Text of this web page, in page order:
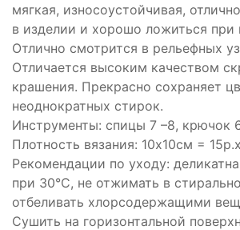
мягкая, износоустойчивая,
в изделии и хорошо ложиться при
Отлично смотрится в рельефных
Отличается высоким качеством
крашения. Прекрасно сохраняет
неоднократных стирок.
Инструменты: спицы 7 –8, крючок
Плотность вязания: 10х10см =
Рекомендации по уходу:
при 30°С, не отжимать в
отбеливать хлорсодержащими
Сушить на горизонтальной